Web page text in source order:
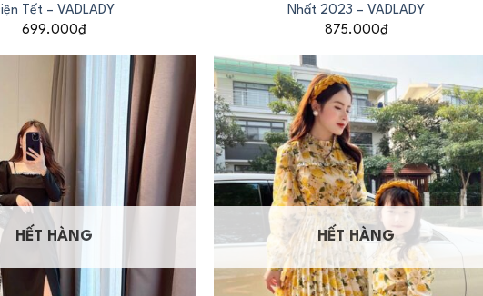
Tết – VADLADY
699.000₫
Nhất 2023 – VADLADY
875.000₫
HẾT HÀNG HẾT HÀNG